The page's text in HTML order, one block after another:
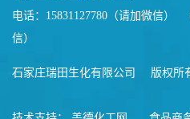
电话：15831127780（请加微信）
信）
石家庄瑞田生化有限公司 版权所